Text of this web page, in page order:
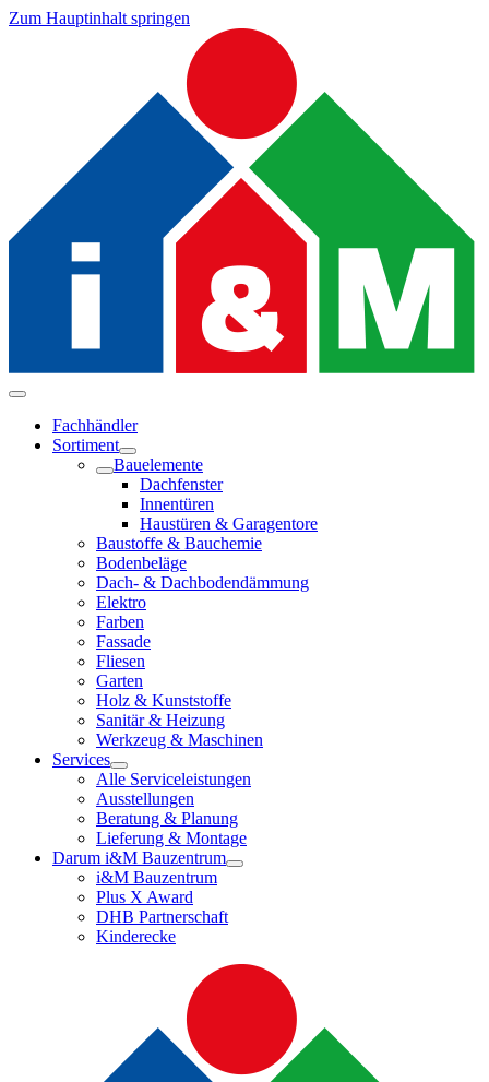
Zum Hauptinhalt springen
Fachhändler
Sortiment
Bauelemente
Dachfenster
Innentüren
Haustüren & Garagentore
Baustoffe & Bauchemie
Bodenbeläge
Dach- & Dachbodendämmung
Elektro
Farben
Fassade
Fliesen
Garten
Holz & Kunststoffe
Sanitär & Heizung
Werkzeug & Maschinen
Services
Alle Serviceleistungen
Ausstellungen
Beratung & Planung
Lieferung & Montage
Darum i&M Bauzentrum
i&M Bauzentrum
Plus X Award
DHB Partnerschaft
Kinderecke